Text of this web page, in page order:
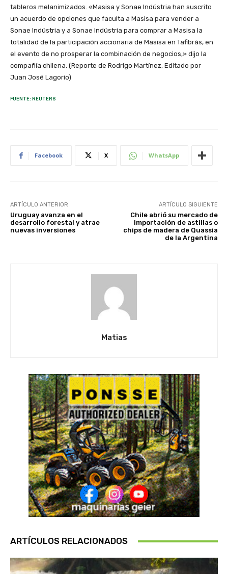
tableros melanimizados. «Masisa y Sonae Indústria han suscrito
un acuerdo de opciones que faculta a Masisa para vender a
Sonae Indústria y a Sonae Indústria para comprar a Masisa la
totalidad de la participación accionaria de Masisa en Tafibrás, en
el evento de no prosperar la combinación de negocios,» dijo la
compañía chilena. (Reporte de Rodrigo Martínez, Editado por
Juan José Lagorio)
FUENTE: REUTERS
Facebook X WhatsApp
ARTÍCULO ANTERIOR
Uruguay avanza en el
desarrollo forestal y atrae
nuevas inversiones
ARTÍCULO SIGUIENTE
Chile abrió su mercado de
importación de astillas o
chips de madera de Quassia
de la Argentina
Matias
ARTÍCULOS RELACIONADOS